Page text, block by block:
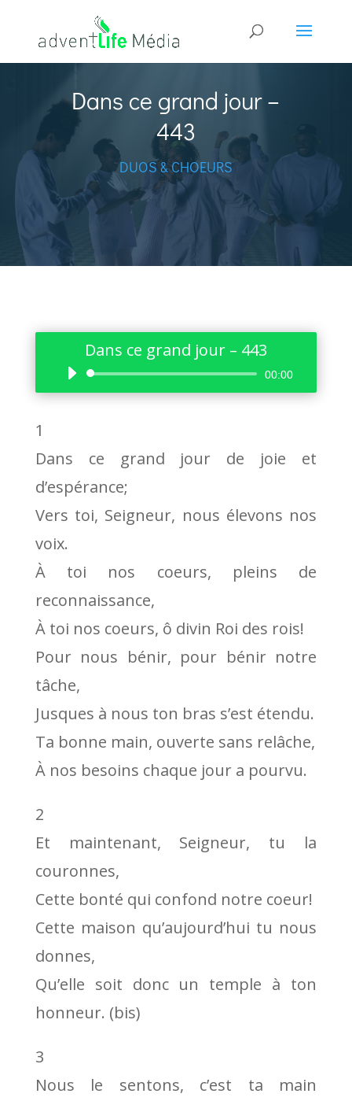
Dans ce grand jour –
443
DUOS & CHOEURS
Dans ce grand jour – 443
Lecteur
audio
00:00
1
Dans ce grand jour de joie et
d’espérance;
Vers toi, Seigneur, nous élevons nos
voix.
À toi nos coeurs, pleins de
reconnaissance,
À toi nos coeurs, ô divin Roi des rois!
Pour nous bénir, pour bénir notre
tâche,
Jusques à nous ton bras s’est étendu.
Ta bonne main, ouverte sans relâche,
À nos besoins chaque jour a pourvu.
2
Et maintenant, Seigneur, tu la
couronnes,
Cette bonté qui confond notre coeur!
Cette maison qu’aujourd’hui tu nous
donnes,
Qu’elle soit donc un temple à ton
honneur. (bis)
3
Nous le sentons, c’est ta main